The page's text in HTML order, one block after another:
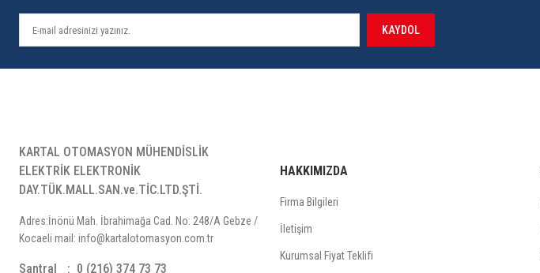
KAYDOL
KARTAL OTOMASYON MÜHENDİSLİK
ELEKTRİK ELEKTRONİK
DAY.TÜK.MALL.SAN.ve.TİC.LTD.ŞTİ.
Adres:İnönü Mah. İbrahimağa Cad. No: 248/A Gebze /
Kocaeli mail: info@kartalotomasyon.com.tr
Santral 0 (216) 374 73 73
HAKKIMIZDA
Firma Bilgileri
İletişim
Kurumsal Fiyat Teklifi